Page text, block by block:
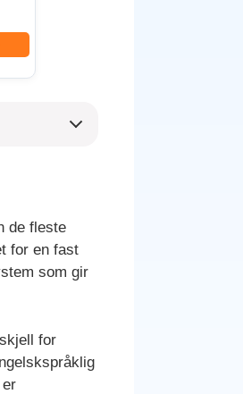
de fleste
for en fast
som gir
for